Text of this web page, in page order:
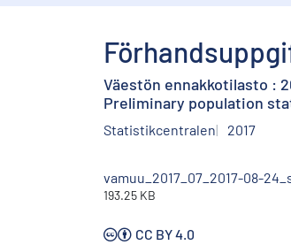
Väestön ennakkotilasto :
Preliminary population
Statistikcentralen 2017
vamuu_2017_07_2017-08-
193.25 KB
CC BY 4.0